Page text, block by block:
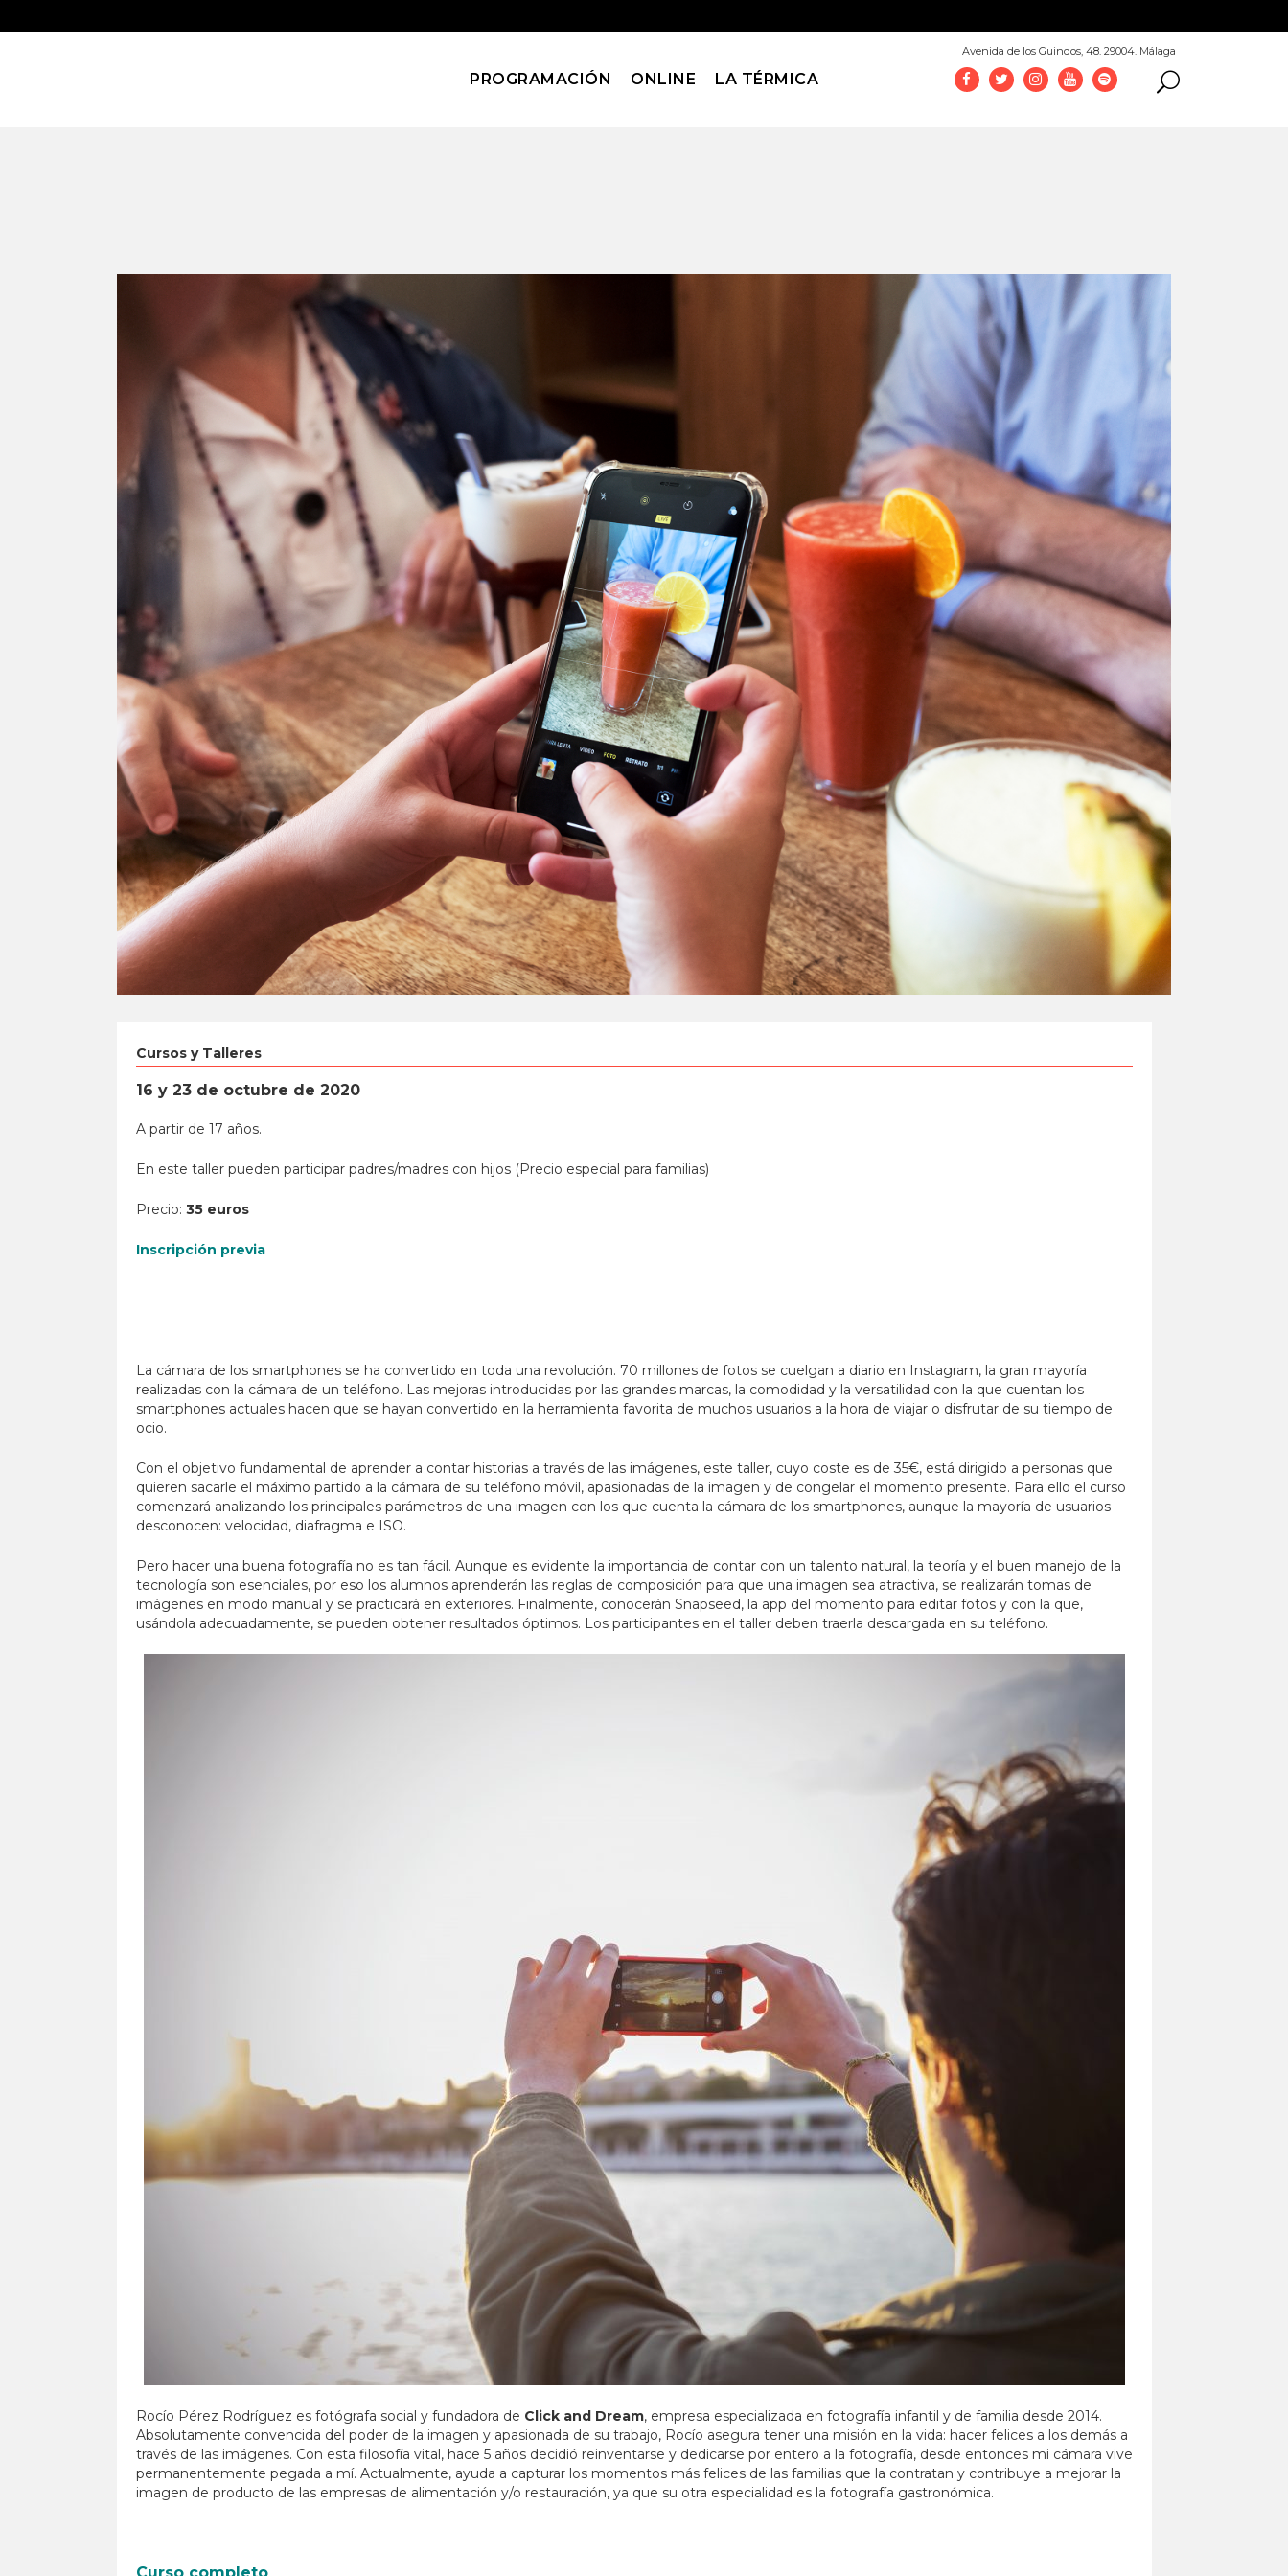
Avenida de los Guindos, 48. 29004. Málaga
PROGRAMACIÓN ONLINE LA TÉRMICA
Click & Dream
Taller de fotografía con Smartphones. Con Click & Dream
Cursos y Talleres
16 y 23 de octubre de 2020
A partir de 17 años.
En este taller pueden participar padres/madres con hijos (Precio especial para familias)
Precio: 35 euros
Inscripción previa
La cámara de los smartphones se ha convertido en toda una revolución. 70 millones de fotos se cuelgan a diario en Instagram, la gran mayoría
realizadas con la cámara de un teléfono. Las mejoras introducidas por las grandes marcas, la comodidad y la versatilidad con la que cuentan los
smartphones actuales hacen que se hayan convertido en la herramienta favorita de muchos usuarios a la hora de viajar o disfrutar de su tiempo de
ocio.
Con el objetivo fundamental de aprender a contar historias a través de las imágenes, este taller, cuyo coste es de 35€, está dirigido a personas que
quieren sacarle el máximo partido a la cámara de su teléfono móvil, apasionadas de la imagen y de congelar el momento presente. Para ello el curso
comenzará analizando los principales parámetros de una imagen con los que cuenta la cámara de los smartphones, aunque la mayoría de usuarios
desconocen: velocidad, diafragma e ISO.
Pero hacer una buena fotografía no es tan fácil. Aunque es evidente la importancia de contar con un talento natural, la teoría y el buen manejo de la
tecnología son esenciales, por eso los alumnos aprenderán las reglas de composición para que una imagen sea atractiva, se realizarán tomas de
imágenes en modo manual y se practicará en exteriores. Finalmente, conocerán Snapseed, la app del momento para editar fotos y con la que,
usándola adecuadamente, se pueden obtener resultados óptimos. Los participantes en el taller deben traerla descargada en su teléfono.
Rocío Pérez Rodríguez es fotógrafa social y fundadora de Click and Dream, empresa especializada en fotografía infantil y de familia desde 2014.
Absolutamente convencida del poder de la imagen y apasionada de su trabajo, Rocío asegura tener una misión en la vida: hacer felices a los demás a
través de las imágenes. Con esta filosofía vital, hace 5 años decidió reinventarse y dedicarse por entero a la fotografía, desde entonces mi cámara vive
permanentemente pegada a mí. Actualmente, ayuda a capturar los momentos más felices de las familias que la contratan y contribuye a mejorar la
imagen de producto de las empresas de alimentación y/o restauración, ya que su otra especialidad es la fotografía gastronómica.